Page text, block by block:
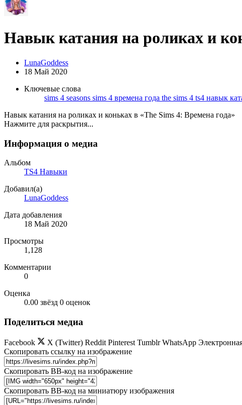
Навык катания на роликах и
LunaGoddess
18 Май 2020
Ключевые слова
sims 4 seasons sims 4 времена года the sims 4 ts4 навык
Навык катания на роликах и коньках в «The Sims 4: Времена года»
Нажмите для раскрытия...
Информация о медиа
Альбом
TS4 Навыки
Добавил(а)
LunaGoddess
Дата добавления
18 Май 2020
Просмотры
1,128
Комментарии
0
Оценка
0.00 звёзд 0 оценок
Поделиться медиа
Facebook X (Twitter) Reddit Pinterest Tumblr WhatsApp
Скопировать ссылку на изображение
Скопировать BB-код на изображение
Скопировать BB-код на миниатюру изображения